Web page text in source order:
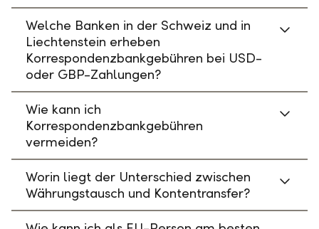
Welche Banken in der Schweiz und in
Liechtenstein erheben
Korrespondenzbankgebühren bei USD-
oder GBP-Zahlungen?
Wie kann ich
Korrespondenzbankgebühren
vermeiden?
Worin liegt der Unterschied zwischen
Währungstausch und Kontentransfer?